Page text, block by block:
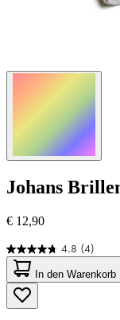
Johans
€ 12,90
4.8 (4)
4.8
von
5
Sternen.
4
In den Warenkorb